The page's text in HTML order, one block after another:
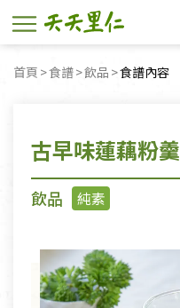
首頁 食譜 飲品 目前頁面：
食譜內容
古早味蓮藕粉羹
飲品
純素